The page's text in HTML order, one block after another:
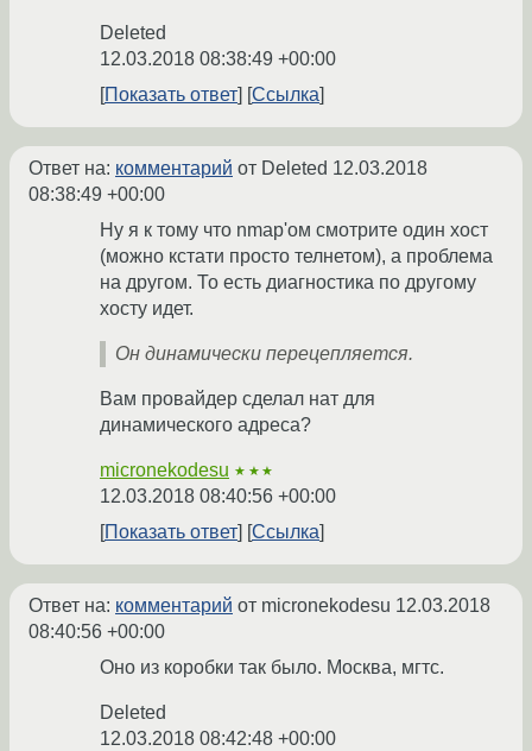
Deleted
12.03.2018 08:38:49 +00:00
Показать ответ
Ссылка
Ответ на: комментарий от Deleted 12.03.2018
08:38:49 +00:00
Ну я к тому что nmap'ом смотрите один хост
(можно кстати просто телнетом), а проблема
на другом. То есть диагностика по другому
хосту идет.
Он динамически перецепляется.
Вам провайдер сделал нат для
динамического адреса?
micronekodesu ★★★
12.03.2018 08:40:56 +00:00
Показать ответ
Ссылка
Ответ на: комментарий от micronekodesu 12.03.2018
08:40:56 +00:00
Оно из коробки так было. Москва, мгтс.
Deleted
12.03.2018 08:42:48 +00:00